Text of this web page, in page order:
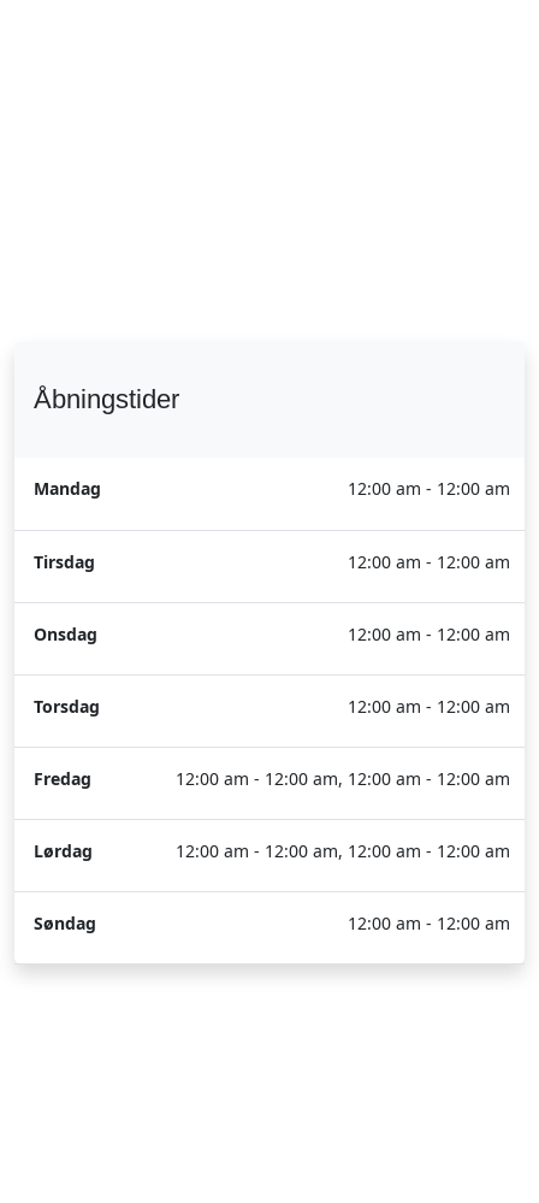
Åbningstider
Mandag 12:00 am - 12:00 am
Tirsdag 12:00 am - 12:00 am
Onsdag 12:00 am - 12:00 am
Torsdag 12:00 am - 12:00 am
Fredag 12:00 am - 12:00 am, 12:00 am - 12:00 am
Lørdag 12:00 am - 12:00 am, 12:00 am - 12:00 am
Søndag 12:00 am - 12:00 am